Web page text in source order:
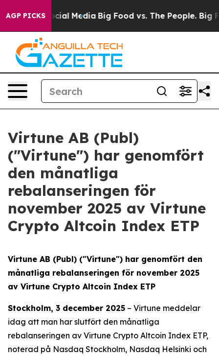
AGP PICKS
on Social Media Big Food vs. The People. Big
Virtune AB (Publ)
("Virtune") har genomfört
den månatliga
rebalanseringen för
november 2025 av Virtune
Crypto Altcoin Index ETP
Virtune AB (Publ) ("Virtune") har genomfört den
månatliga rebalanseringen för november 2025
av Virtune Crypto Altcoin Index ETP
Stockholm, 3 december 2025 – Virtune meddelar
idag att man har slutfört den månatliga
rebalanseringen av Virtune Crypto Altcoin Index ETP,
noterad på Nasdaq Stockholm, Nasdaq Helsinki och